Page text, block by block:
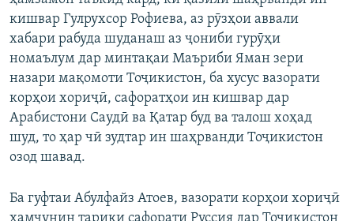
кишвар Гулрухсор Рофиева, аз рӯзҳои аввали
хабари рабуда шуданаш аз ҷониби гурӯҳи
номаълум дар минтақаи Маъриби Яман зери
назари мақомоти Тоҷикистон, ба хусус вазорати
корҳои хориҷӣ, сафоратҳои ин кишвар дар
Арабистони Саудӣ ва Қатар буд ва талош хоҳад
шуд, то ҳар чӣ зудтар ин шаҳрванди Тоҷикистон
озод шавад.
Ба гуфтаи Абулфайз Атоев, вазорати корҳои хориҷӣ